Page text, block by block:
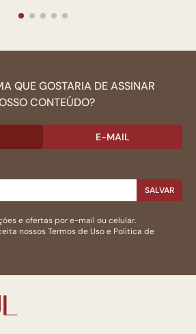
QUE GOSTARIA DE ASSINAR
CONTEÚDO?
E-MAIL
SALVAR
e ofertas por e-mail ou celular.
nossosTermos de Usoe Politica de